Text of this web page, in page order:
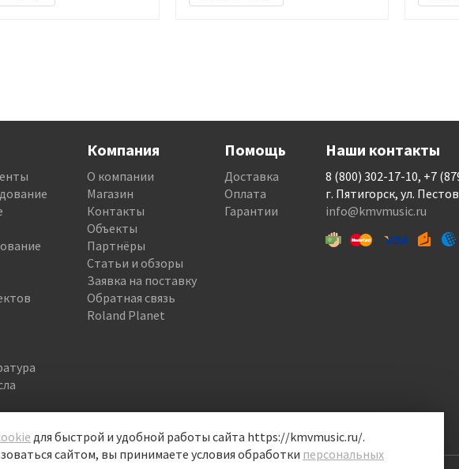
Компания
О компании
Магазин
Контакты
Объекты
Партнёры
Статьи и обзоры
Заявка на поставку
Обратная связь
Roland Planet
Помощь
Доставка
Оплата
Гарантии
Наши контакты
8 (800) 302-17-10, +7
г. Пятигорск, ул.
info@kmvmusic.ru
для быстрой и удобной работы сайта https://kmvmusic.ru/.
сайтом, вы принимаете условия обработки персональных